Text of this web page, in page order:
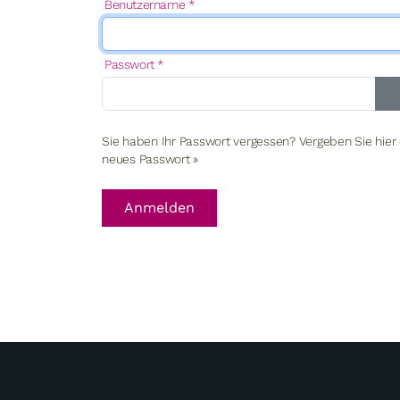
Benutzername *
Passwort*
Sie haben Ihr Passwort vergessen? Vergeben Sie hier
neues Passwort »
Anmelden